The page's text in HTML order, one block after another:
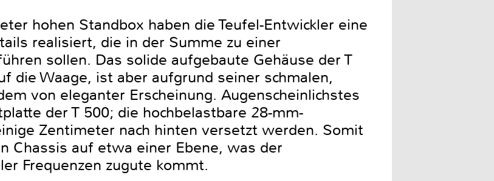
hohen Standbox haben die Teufel-Entwickler eine
realisiert, die in der Summe zu einer
sollen. Das solide aufgebaute Gehäuse der T
die Waage, ist aber aufgrund seiner schmalen,
von eleganter Erscheinung. Augenscheinlichstes
der T 500; die hochbelastbare 28-mm-
Zentimeter nach hinten versetzt werden. Somit
Chassis auf etwa einer Ebene, was der
Frequenzen zugute kommt.